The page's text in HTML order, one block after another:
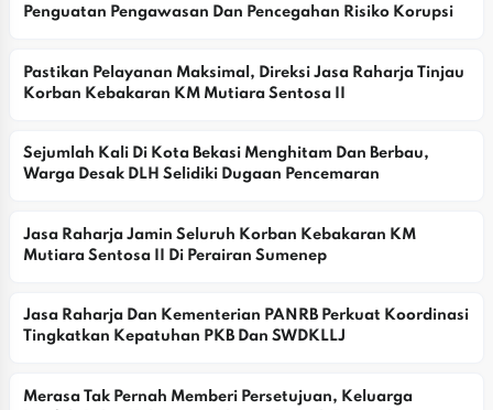
Penguatan Pengawasan Dan Pencegahan Risiko Korupsi
Pastikan Pelayanan Maksimal, Direksi Jasa Raharja Tinjau
Korban Kebakaran KM Mutiara Sentosa II
Sejumlah Kali Di Kota Bekasi Menghitam Dan Berbau,
Warga Desak DLH Selidiki Dugaan Pencemaran
Jasa Raharja Jamin Seluruh Korban Kebakaran KM
Mutiara Sentosa II Di Perairan Sumenep
Jasa Raharja Dan Kementerian PANRB Perkuat Koordinasi
Tingkatkan Kepatuhan PKB Dan SWDKLLJ
Merasa Tak Pernah Memberi Persetujuan, Keluarga